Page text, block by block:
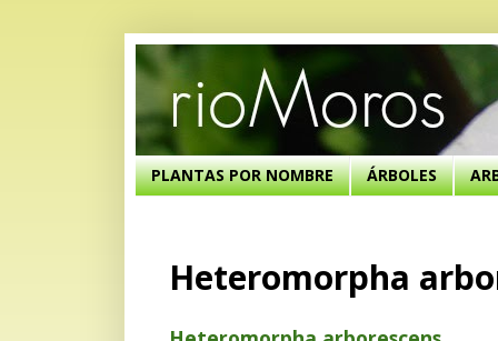
PLANTAS POR NOMBRE ÁRBOLES
Heteromorpha